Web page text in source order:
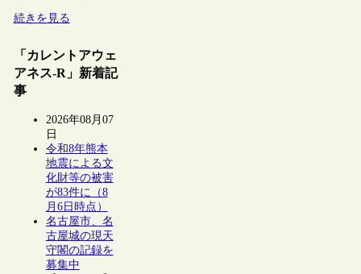
続きを見る
「カレントアウェ
アネス-R」新着記
事
2026年08月07
日
令和8年熊本
地震による文
化財等の被害
が83件に（8
月6日時点）
名古屋市、名
古屋城の現天
守閣の記録を
募集中